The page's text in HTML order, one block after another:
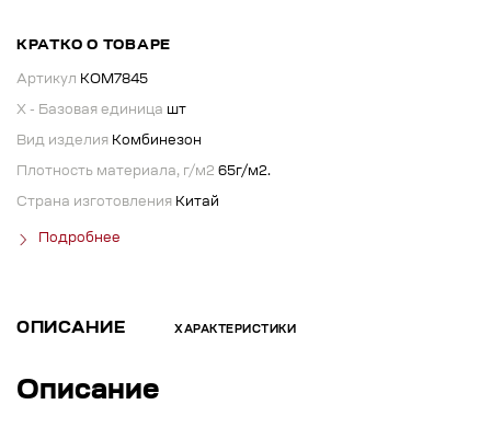
КРАТКО О ТОВАРЕ
Артикул КОМ7845
X - Базовая единица шт
Вид изделия Комбинезон
Плотность материала, г/м2 65г/м2.
Страна изготовления Китай
Подробнее
ОПИСАНИЕ ХАРАКТЕРИСТИКИ
Описание